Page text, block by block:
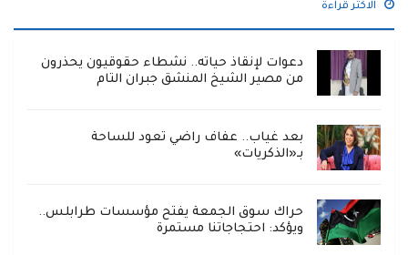
الاكثر قراءة
دعوات لإنقاذ حياته.. نشطاء حقوقيون يحذرون
من مصير الشيخ المنشق جبران التام
بعد غياب.. عفاف راضي تعود للساحة
بـ«الذكريات»
حراك سوق الجمعة يفتح مؤسسات طرابلس..
ويؤكد: احتجاجاتنا مستمرة